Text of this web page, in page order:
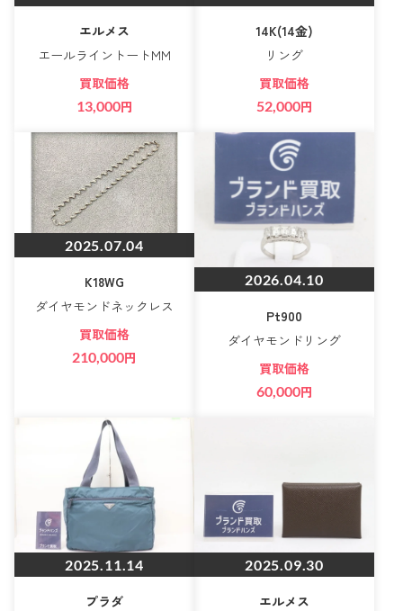
エルメス
エールライントートMM
買取価格
13,000円
14K(14金)
リング
買取価格
52,000円
2025.07.04
K18WG
ダイヤモンドネックレス
買取価格
210,000円
2026.04.10
Pt900
ダイヤモンドリング
買取価格
60,000円
2025.11.14
プラダ
2025.09.30
エルメス